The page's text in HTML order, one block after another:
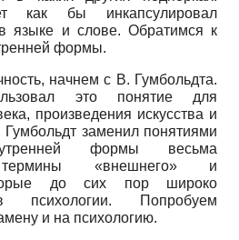
как бы инкапсулировал
языке и слове. Обратимся к
формы.
начнем с В. Гумбольдта.
это понятие для
произведения искусства и
заменил понятиями
формы весьма
термины «внешнего» и
до сих пор широко
психологии. Попробуем
и на психологию.